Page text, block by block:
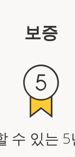
보증
수 있는